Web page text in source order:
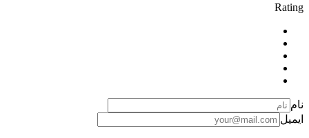
Rating
نام
ایمیل